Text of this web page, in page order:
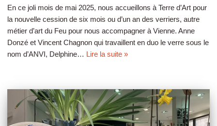
En ce joli mois de mai 2025, nous accueillons à Terre d’Art pour
la nouvelle cession de six mois ou d’un an des verriers, autre
métier d’art du Feu pour nous accompagner à Vienne. Anne
Donzé et Vincent Chagnon qui travaillent en duo le verre sous le
nom d’ANVI, Delphine… Lire la suite »